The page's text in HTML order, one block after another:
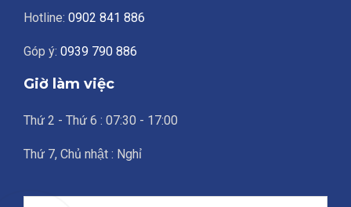
Hotline: 0902 841 886
Góp ý: 0939 790 886
Giờ làm việc
Thứ 2 - Thứ 6 : 07:30 - 17:00
Thứ 7, Chủ nhật : Nghỉ